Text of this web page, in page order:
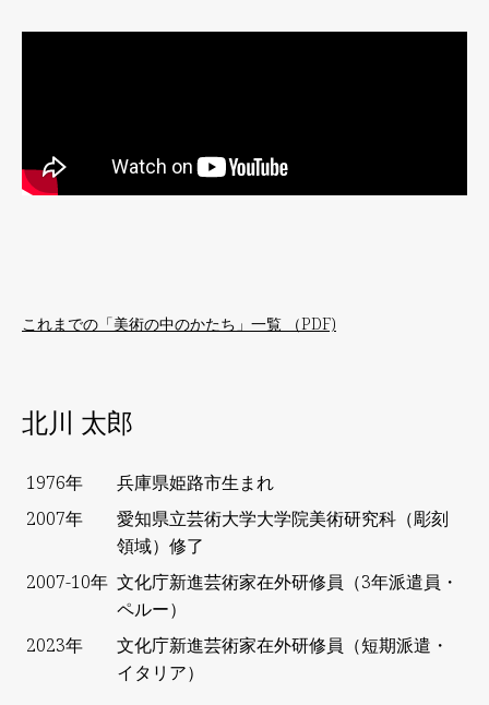
これまでの「美術の中のかたち」一覧 （PDF)
北川 太郎
1976年
兵庫県姫路市生まれ
2007年
愛知県立芸術大学大学院美術研究科（彫刻
領域）修了
2007-10年 文化庁新進芸術家在外研修員（3年派遣員・
ペルー）
2023年
文化庁新進芸術家在外研修員（短期派遣・
イタリア）